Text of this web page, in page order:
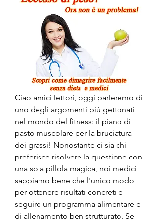
Ciao amici lettori, oggi parleremo di
uno degli argomenti più gettonati
nel mondo del fitness: il piano di
pasto muscolare per la bruciatura
dei grassi! Nonostante ci sia chi
preferisce risolvere la questione con
una sola pillola magica, noi medici
sappiamo bene che l'unico modo
per ottenere risultati concreti è
seguire un programma alimentare e
di allenamento ben strutturato. Se